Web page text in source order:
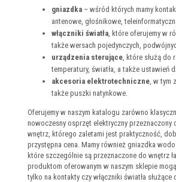
gniazdka – wśród których mamy
antenowe, głośnikowe,
włączniki światła , które oferujemy w
także wersach pojedynczych,
urządzenia sterujące , które służą do
temperatury, światła, a także ustawień
akcesoria elektrotechniczne , w tym
także puszki natynkowe.
Oferujemy w naszym katalogu zarówno
nowoczesny osprzęt elektryczny przeznaczony
wnętrz, którego zaletami jest praktyczność,
przystępna cena. Mamy również gniazdka
które szczególnie są przeznaczone do wnętrz
produktom oferowanym w naszym sklepie
tylko na kontakty czy włączniki światła służące